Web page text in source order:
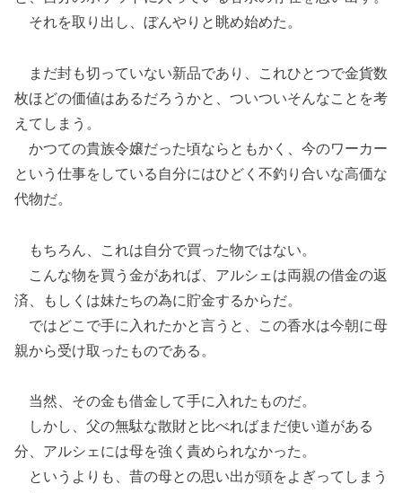
それを取り出し、ぼんやりと眺め始めた。
まだ封も切っていない新品であり、これひとつで金貨数
枚ほどの価値はあるだろうかと、ついついそんなことを考
えてしまう。
かつての貴族令嬢だった頃ならともかく、今のワーカー
という仕事をしている自分にはひどく不釣り合いな高価な
代物だ。
もちろん、これは自分で買った物ではない。
こんな物を買う金があれば、アルシェは両親の借金の返
済、もしくは妹たちの為に貯金するからだ。
ではどこで手に入れたかと言うと、この香水は今朝に母
親から受け取ったものである。
当然、その金も借金して手に入れたものだ。
しかし、父の無駄な散財と比べればまだ使い道がある
分、アルシェには母を強く責められなかった。
というよりも、昔の母との思い出が頭をよぎってしまう